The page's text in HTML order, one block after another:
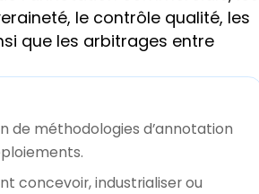
le contrôle qualité, les
que les arbitrages entre
de méthodologies d’annotation
concevoir, industrialiser ou